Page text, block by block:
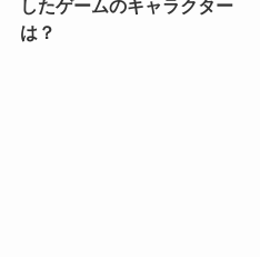
したゲームのキャラクター
は？